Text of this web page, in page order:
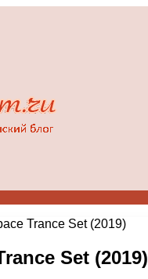
Trance Set (2019)
Set (2019)